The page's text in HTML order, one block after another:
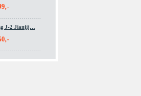
J-2 Jianjij…